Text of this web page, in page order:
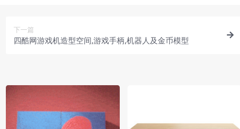
下一篇
四酷网游戏机造型空间,游戏手柄,机器人及金币模型